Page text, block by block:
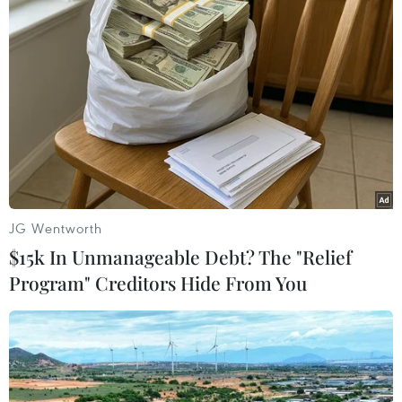
Theo dõi VietnamPlus
TIN LIÊN QUAN
JG Wentworth
$15k In Unmanageable Debt? The "Relief
Program" Creditors Hide From You